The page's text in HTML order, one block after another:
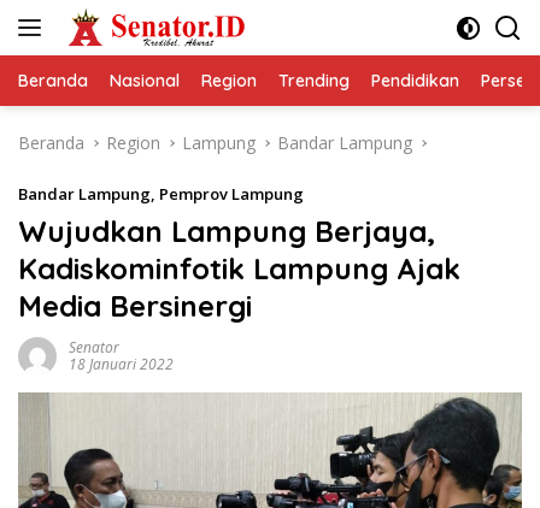
Beranda Nasional Region Trending Pendidikan
Beranda Region Lampung Bandar Lampung
Bandar Lampung, Pemprov Lampung
Wujudkan Lampung Berjaya,
Kadiskominfotik Lampung Ajak
Media Bersinergi
Senator
18 Januari 2022